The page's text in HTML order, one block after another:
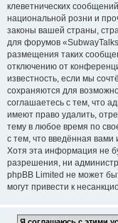
клеветнических
национальной розни и
законы вашей страны,
для форумов
размещения таких
отключению от
известность, если мы
сохраняются для
соглашаетесь с тем, что
имеют право удалить,
тему в любое время по
с тем, что введённая
Хотя эта информация не
разрешения, ни
phpBB Limited не может
могут привести к